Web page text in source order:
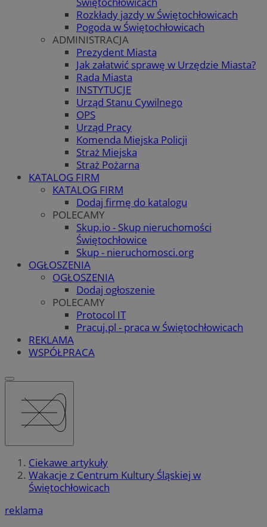
Rozkłady jazdy w Świętochłowicach
Pogoda w Świętochłowicach
ADMINISTRACJA
Prezydent Miasta
Jak załatwić sprawę w Urzędzie Miasta?
Rada Miasta
INSTYTUCJE
Urząd Stanu Cywilnego
OPS
Urząd Pracy
Komenda Miejska Policji
Straż Miejska
Straż Pożarna
KATALOG FIRM
KATALOG FIRM
Dodaj firmę do katalogu
POLECAMY
Skup.io - Skup nieruchomości
Świętochłowice
Skup - nieruchomosci.org
OGŁOSZENIA
OGŁOSZENIA
Dodaj ogłoszenie
POLECAMY
Protocol IT
Pracuj.pl - praca w Świętochłowicach
REKLAMA
WSPÓŁPRACA
Ciekawe artykuły
Wakacje z Centrum Kultury Śląskiej w
Świętochłowicach
reklama